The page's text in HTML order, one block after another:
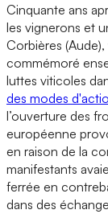
Cinquante ans
les vignerons et
Corbières
commémoré
luttes viticoles
des modes
l’ouverture des
européenne
en raison de la
manifestants
ferrée en
dans des